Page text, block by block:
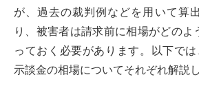
が、過去の裁判例などを用いて算
り、被害者は請求前に相場がどのよ
っておく必要があります。以下で
示談金の相場についてそれぞれ解説し